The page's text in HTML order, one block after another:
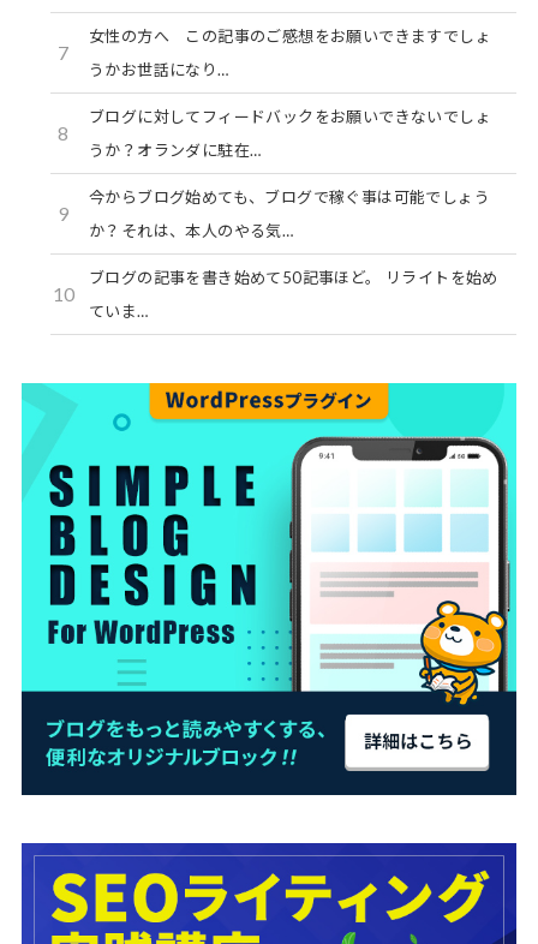
7
女性の方へ この記事のご感想をお願いできますでしょ
うかお世話になり…
8
ブログに対してフィードバックをお願いできないでしょ
うか？オランダに駐在…
9
今からブログ始めても、ブログで稼ぐ事は可能でしょう
か？それは、本人のやる気…
10
ブログの記事を書き始めて50記事ほど。 リライトを始め
ていま…